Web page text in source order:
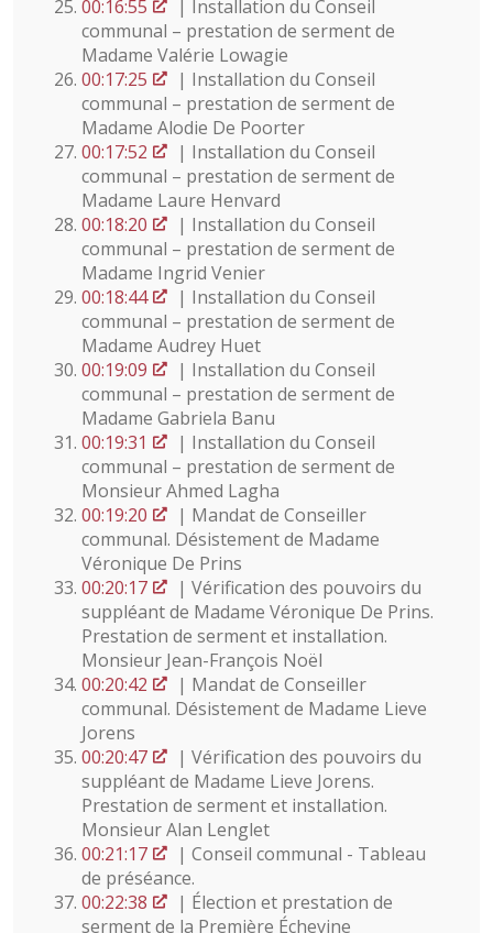
00:16:55
| Installation du Conseil
communal – prestation de serment de
Madame Valérie Lowagie
00:17:25
| Installation du Conseil
communal – prestation de serment de
Madame Alodie De Poorter
00:17:52
| Installation du Conseil
communal – prestation de serment de
Madame Laure Henvard
00:18:20
| Installation du Conseil
communal – prestation de serment de
Madame Ingrid Venier
00:18:44
| Installation du Conseil
communal – prestation de serment de
Madame Audrey Huet
00:19:09
| Installation du Conseil
communal – prestation de serment de
Madame Gabriela Banu
00:19:31
| Installation du Conseil
communal – prestation de serment de
Monsieur Ahmed Lagha
00:19:20
| Mandat de Conseiller
communal. Désistement de Madame
Véronique De Prins
00:20:17
| Vérification des pouvoirs du
suppléant de Madame Véronique De Prins.
Prestation de serment et installation.
Monsieur Jean-François Noël
00:20:42
| Mandat de Conseiller
communal. Désistement de Madame Lieve
Jorens
00:20:47
| Vérification des pouvoirs du
suppléant de Madame Lieve Jorens.
Prestation de serment et installation.
Monsieur Alan Lenglet
00:21:17
| Conseil communal - Tableau
de préséance.
00:22:38
| Élection et prestation de
serment de la Première Échevine